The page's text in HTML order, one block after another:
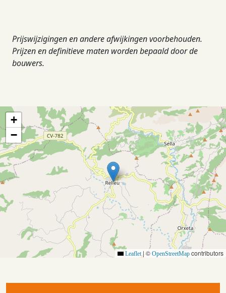
Prijswijzigingen en andere afwijkingen voorbehouden.
Prijzen en definitieve maten worden bepaald door de
bouwers.
+
−
Leaflet | © OpenStreetMap contributors